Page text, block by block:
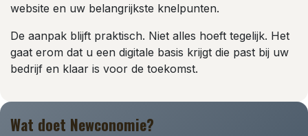
website en uw belangrijkste knelpunten.
De aanpak blijft praktisch. Niet alles hoeft tegelijk. Het
gaat erom dat u een digitale basis krijgt die past bij uw
bedrijf en klaar is voor de toekomst.
Wat doet Newconomie?